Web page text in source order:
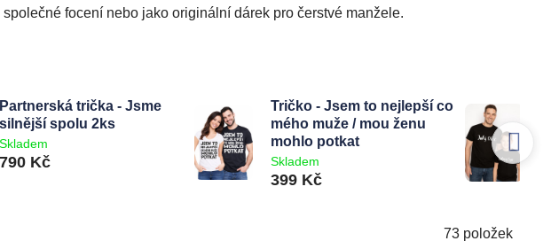
focení nebo jako originální dárek pro čerstvé manžele.
Partnerská trička - Jsme
silnější spolu 2ks
Skladem
790 Kč
Tričko - Jsem to nejlepší co
mého muže / mou ženu
mohlo potkat
Skladem
399 Kč
73 položek